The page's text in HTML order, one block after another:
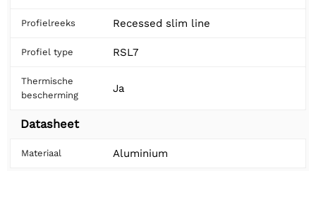
Profielreeks Recessed slim line
Profiel type RSL7
Thermische
bescherming
Ja
Datasheet
Materiaal Aluminium